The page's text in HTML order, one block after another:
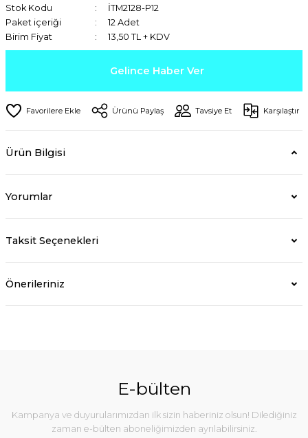
Stok Kodu
İTM2128-P12
Paket içeriği
12 Adet
Birim Fiyat
13,50 TL + KDV
Gelince Haber Ver
Ürünü Paylaş Tavsiye Et Karşılaştır
Ürün Bilgisi
Yorumlar
Taksit Seçenekleri
Önerileriniz
E-bülten
Kampanya ve duyurularımızdan ilk sizin haberiniz olsun! Dilediğiniz
zaman e-bülten aboneliğimizden ayrılabilirsiniz.